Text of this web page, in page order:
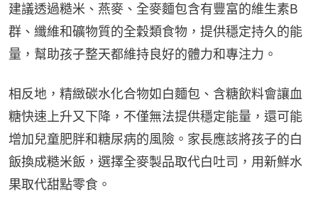
建議透過糙米、燕麥、全麥麵包含有豐富的維生素B
群、纖維和礦物質的全穀類食物，提供穩定持久的能
量，幫助孩子整天都維持良好的體力和專注力。
相反地，精緻碳水化合物如白麵包、含糖飲料會讓血
糖快速上升又下降，不僅無法提供穩定能量，還可能
增加兒童肥胖和糖尿病的風險。家長應該將孩子的白
飯換成糙米飯，選擇全麥製品取代白吐司，用新鮮水
果取代甜點零食。